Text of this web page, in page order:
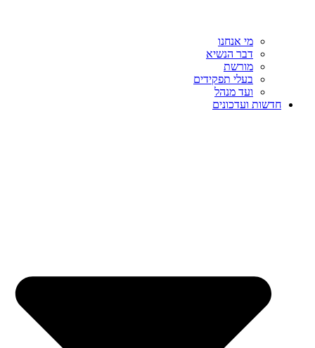
מי אנחנו
דבר הנשיא
מורשת
בעלי תפקידים
ועד מנהל
חדשות ועדכונים